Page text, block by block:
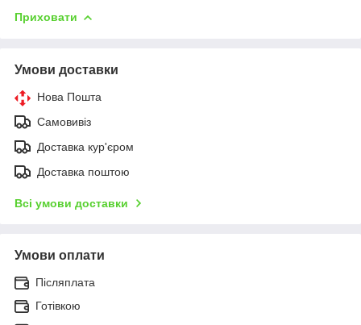
Приховати
Умови доставки
Нова Пошта
Самовивіз
Доставка кур'єром
Доставка поштою
Всі умови доставки
Умови оплати
Післяплата
Готівкою